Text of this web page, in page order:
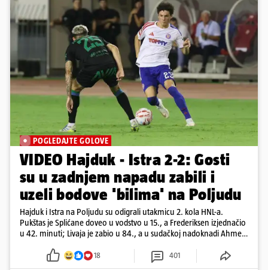
POGLEDAJTE GOLOVE
VIDEO Hajduk - Istra 2-2: Gosti
su u zadnjem napadu zabili i
uzeli bodove 'bilima' na Poljudu
Hajduk i Istra na Poljudu su odigrali utakmicu 2. kola HNL-a.
Pukštas je Splićane doveo u vodstvo u 15., a Frederiksen izjednačio
u 42. minuti; Livaja je zabio u 84., a u sudačkoj nadoknadi Ahmeti
18 401